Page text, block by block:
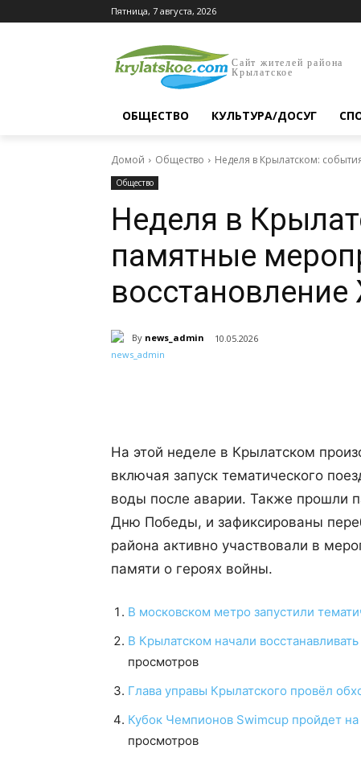
Пятница, 7 августа, 2026
Сайт жителей района
Крылатское
ОБЩЕСТВО КУЛЬТУРА/ДОСУГ
Домой Общество Неделя в Крылатском:
Общество
Неделя в
памятные
By news_admin 10.05.2026
На этой неделе в Крылатском
включая запуск тематического
воды после аварии. Также прошли
Дню Победы, и зафиксированы
района активно участвовали в
памяти о героях войны.
В московском метро запустили
В Крылатском начали
просмотров
Глава управы Крылатского провёл
Кубок Чемпионов Swimcup пройдет
просмотров